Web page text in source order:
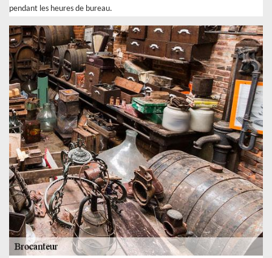
pendant les heures de bureau.